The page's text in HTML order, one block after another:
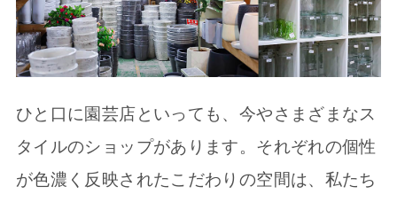
ひと口に園芸店といっても、今やさまざまなス
タイルのショップがあります。それぞれの個性
が色濃く反映されたこだわりの空間は、私たち